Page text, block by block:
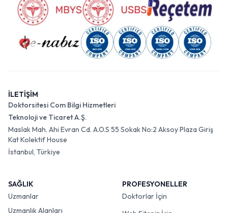
İLETİŞİM
Doktorsitesi Com Bilgi Hizmetleri
Teknoloji ve Ticaret A.Ş.
Maslak Mah. Ahi Evran Cd. A.O.S 55 Sokak No:2 Aksoy Plaza Giriş
Kat Kolektif House
İstanbul, Türkiye
SAĞLIK
Uzmanlar
Uzmanlık Alanları
PROFESYONELLER
Doktorlar İçin